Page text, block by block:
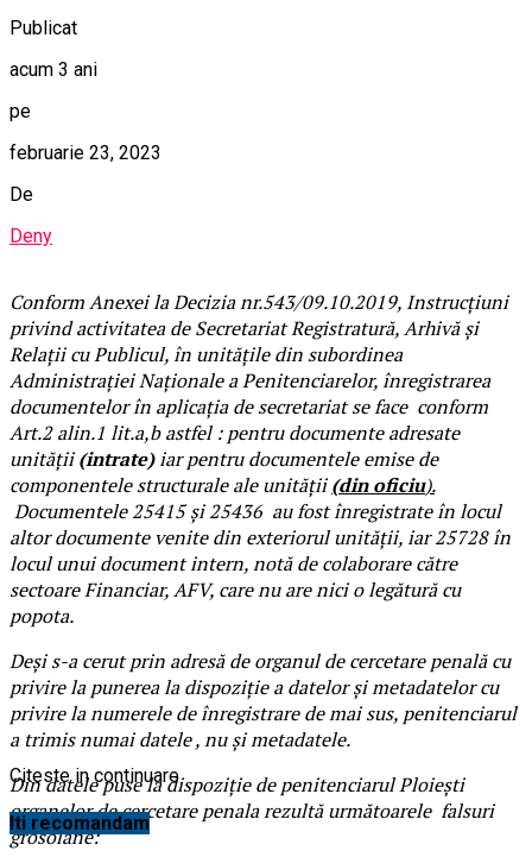
Publicat
acum 3 ani
pe
februarie 23, 2023
De
Deny
Conform Anexei la Decizia nr.543/09.10.2019, Instrucțiuni
privind activitatea de Secretariat Registratură, Arhivă și
Relații cu Publicul, în unitățile din subordinea
Administrației Naționale a Penitenciarelor, înregistrarea
documentelor în aplicația de secretariat se face conform
Art.2 alin.1 lit.a,b astfel : pentru documente adresate
unității(intrate)iar pentru documentele emise de
componentele structurale ale unității(din oficiu).
Documentele 25415 și 25436 au fost înregistrate în locul
altor documente venite din exteriorul unității, iar 25728 în
locul unui document intern, notă de colaborare către
sectoare Financiar, AFV, care nu are nici o legătură cu
popota.
Deși s-a cerut prin adresă de organul de cercetare penală cu
privire la punerea la dispoziție a datelor și metadatelor cu
privire la numerele de înregistrare de mai sus, penitenciarul
a trimis numai datele , nu și metadatele.
Din datele puse la dispoziție de penitenciarul Ploiești
organelor de cercetare penala rezultă următoarele falsuri
grosolane:
Citeste in continuare
Iti recomandam